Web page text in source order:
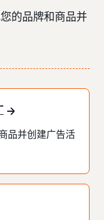
的品牌和商品并
品并创建广告活